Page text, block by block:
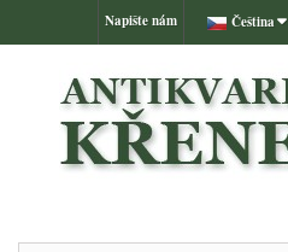
Čeština
Napište nám